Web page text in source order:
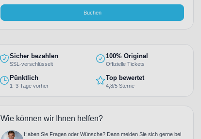
Buchen
Sicher bezahlen
SSL-verschlüsselt
100% Original
Offizielle Tickets
Pünktlich
1–3 Tage vorher
Top bewertet
4,8/5 Sterne
Wie können wir Ihnen helfen?
Haben Sie Fragen oder Wünsche? Dann melden Sie sich gerne bei